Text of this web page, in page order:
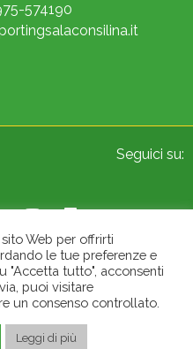
574190
Seguici su:
All Rights Reserved.
Web per offrirti
le tue preferenze e
"Accetta tutto", acconsenti
puoi visitare
un consenso controllato.
Leggi di più